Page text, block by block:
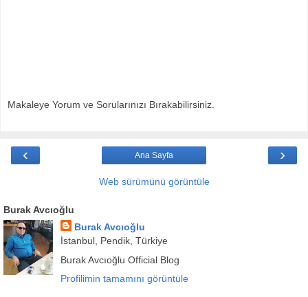
Makaleye Yorum ve Sorularınızı Bırakabilirsiniz.
‹ ›
Ana Sayfa
Web sürümünü görüntüle
Burak Avcıoğlu
Burak Avcıoğlu
İstanbul, Pendik, Türkiye
Burak Avcıoğlu Official Blog
Profilimin tamamını görüntüle